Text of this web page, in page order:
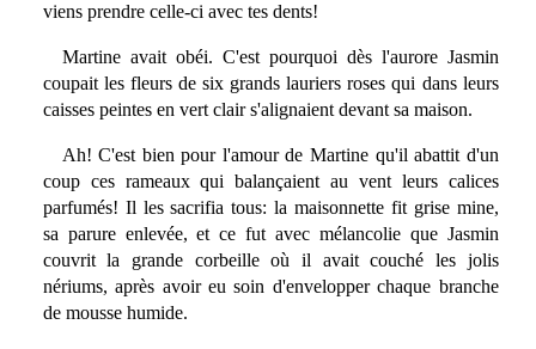
viens prendre celle-ci avec tes dents!
Martine avait obéi. C'est pourquoi dès l'aurore Jasmin
coupait les fleurs de six grands lauriers roses qui dans leurs
caisses peintes en vert clair s'alignaient devant sa maison.
Ah! C'est bien pour l'amour de Martine qu'il abattit d'un
coup ces rameaux qui balançaient au vent leurs calices
parfumés! Il les sacrifia tous: la maisonnette fit grise mine,
sa parure enlevée, et ce fut avec mélancolie que Jasmin
couvrit la grande corbeille où il avait couché les jolis
nériums, après avoir eu soin d'envelopper chaque branche
de mousse humide.